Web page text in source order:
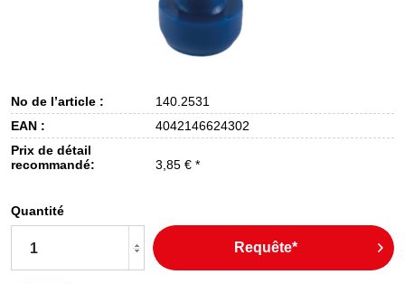
No de l’article :
140.2531
EAN :
4042146624302
Prix de détail
recommandé:
3,85 € *
Quantité
Requête*